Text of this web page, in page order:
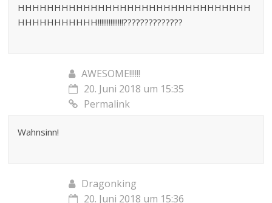
HHHHHHHHHHHHHHHHHHHHHHHHHHHHHHHH
HHHHHHHHHHH!!!!!!!!!!!!!!??????????????
AWESOME!!!!!!
20. Juni 2018 um 15:35
Permalink
Wahnsinn!
Dragonking
20. Juni 2018 um 15:36